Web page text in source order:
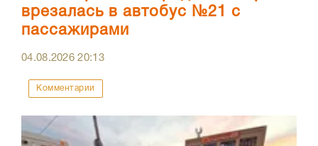
врезалась в автобус №21 с
пассажирами
04.08.202620:13
Комментарии